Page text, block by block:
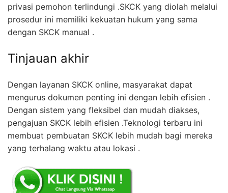
privasi pemohon terlindungi .SKCK yang diolah melalui
prosedur ini memiliki kekuatan hukum yang sama
dengan SKCK manual .
Tinjauan akhir
Dengan layanan SKCK online, masyarakat dapat
mengurus dokumen penting ini dengan lebih efisien .
Dengan sistem yang fleksibel dan mudah diakses,
pengajuan SKCK lebih efisien .Teknologi terbaru ini
membuat pembuatan SKCK lebih mudah bagi mereka
yang terhalang waktu atau lokasi .